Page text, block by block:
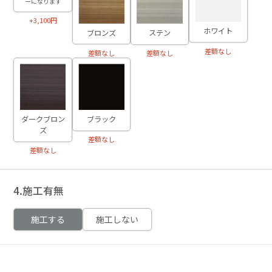
+3,100円
ブロンズ
差額なし
ステン
差額なし
ホワイト
差額なし
ダークブロン
ズ
差額なし
ブラック
差額なし
4.施工有無
施工する 施工しない